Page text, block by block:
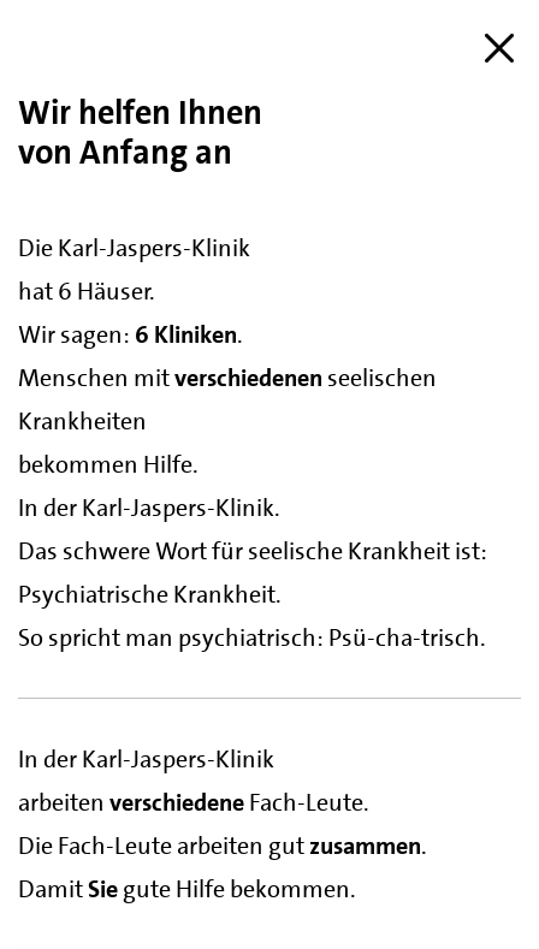
Wir helfen Ihnen
von Anfang an
Die Karl-Jaspers-Klinik
hat 6 Häuser.
Wir sagen: 6 Kliniken.
Menschen mitverschiedenen seelischen
Krankheiten
bekommen Hilfe.
In der Karl-Jaspers-Klinik.
Das schwere Wort für seelische Krankheit ist:
Psychiatrische Krankheit.
So spricht man psychiatrisch: Psü-cha-trisch.
In der Karl-Jaspers-Klinik
arbeiten verschiedeneFach-Leute.
Die Fach-Leute arbeiten gutzusammen.
DamitSiegute Hilfe bekommen.